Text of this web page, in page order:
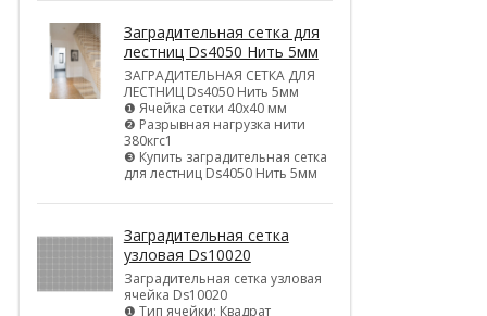
Заградительная сетка для
лестниц Ds4050 Нить 5мм
ЗАГРАДИТЕЛЬНАЯ СЕТКА ДЛЯ
ЛЕСТНИЦ Ds4050 Нить 5мм
❶ Ячейка сетки 40х40 мм
❷ Разрывная нагрузка нити
380кгс1
❸ Купить заградительная сетка
для лестниц Ds4050 Нить 5мм
Заградительная сетка
узловая Ds10020
Заградительная сетка узловая
ячейка Ds10020
❶ Тип ячейки: Квадрат